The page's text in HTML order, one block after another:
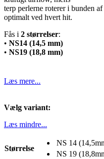
terp perlerne roterer i bunden
optimalt ved hvert hit.
Fås i 2 størrelser:
• NS14 (14,5 mm)
• NS19 (18,8 mm)
Læs mere...
Vælg variant:
Læs mindre...
Størrelse
NS 14
NS 19